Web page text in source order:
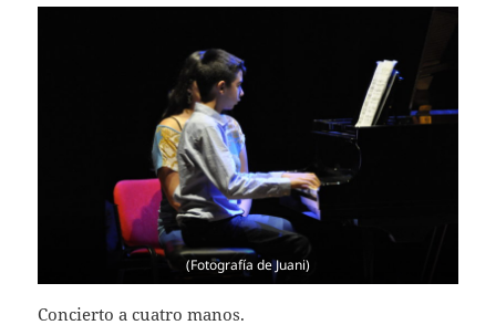
(Fotografía de Juani)
Concierto a cuatro manos.